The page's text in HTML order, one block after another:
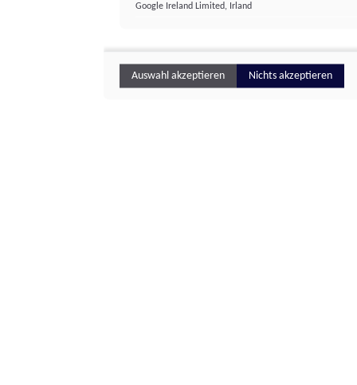
Google Ireland Limited, Irland
Auswahl akzeptieren Nichts akzeptieren